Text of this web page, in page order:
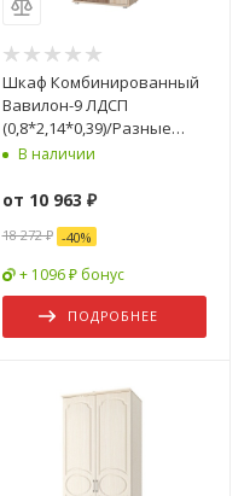
Шкаф Комбинированный
Вавилон-9 ЛДСП
(0,8*2,14*0,39)/Разные
Цвета
В наличии
от 10 963 ₽
18 272 ₽ -40%
+ 1096 ₽ бонус
ПОДРОБНЕЕ